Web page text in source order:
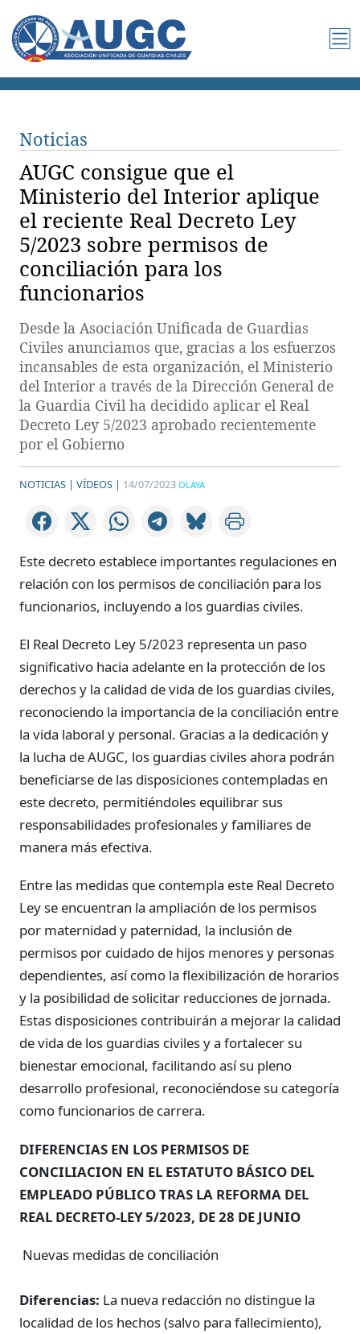
Noticias
AUGC consigue que el
Ministerio del Interior aplique
el reciente Real Decreto Ley
5/2023 sobre permisos de
conciliación para los
funcionarios
Desde la Asociación Unificada de Guardias
Civiles anunciamos que, gracias a los esfuerzos
incansables de esta organización, el Ministerio
del Interior a través de la Dirección General de
la Guardia Civil ha decidido aplicar el Real
Decreto Ley 5/2023 aprobado recientemente
por el Gobierno
NOTICIAS | VÍDEOS | 14/07/2023 OLAYA
Este decreto establece importantes regulaciones en
relación con los permisos de conciliación para los
funcionarios, incluyendo a los guardias civiles.
El Real Decreto Ley 5/2023 representa un paso
significativo hacia adelante en la protección de los
derechos y la calidad de vida de los guardias civiles,
reconociendo la importancia de la conciliación entre
la vida laboral y personal. Gracias a la dedicación y
la lucha de AUGC, los guardias civiles ahora podrán
beneficiarse de las disposiciones contempladas en
este decreto, permitiéndoles equilibrar sus
responsabilidades profesionales y familiares de
manera más efectiva.
Entre las medidas que contempla este Real Decreto
Ley se encuentran la ampliación de los permisos
por maternidad y paternidad, la inclusión de
permisos por cuidado de hijos menores y personas
dependientes, así como la flexibilización de horarios
y la posibilidad de solicitar reducciones de jornada.
Estas disposiciones contribuirán a mejorar la calidad
de vida de los guardias civiles y a fortalecer su
bienestar emocional, facilitando así su pleno
desarrollo profesional, reconociéndose su categoría
como funcionarios de carrera.
DIFERENCIAS EN LOS PERMISOS DE
CONCILIACION EN EL ESTATUTO BÁSICO DEL
EMPLEADO PÚBLICO TRAS LA REFORMA DEL
REAL DECRETO-LEY 5/2023, DE 28 DE JUNIO
Nuevas medidas de conciliación
Diferencias: La nueva redacción no distingue la
localidad de los hechos (salvo para fallecimiento),